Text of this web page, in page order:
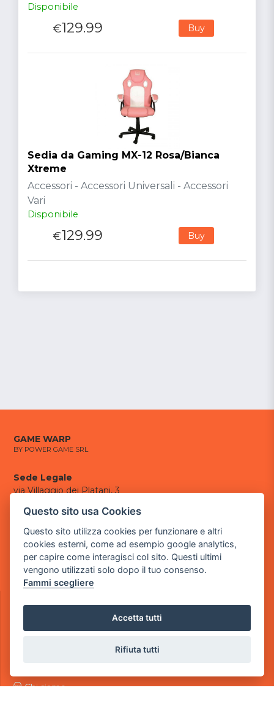
Disponibile
€129.99 Buy
Sedia da Gaming MX-12 Rosa/Bianca
Xtreme
Accessori - Accessori Universali - Accessori
Vari
Disponibile
€129.99 Buy
GAME WARP
BY POWER GAME SRL
Sede Legale
via Villaggio dei Platani, 3
Sede Operativa
via Industriale, 2 - 25082 Botticino, BS
Partita iva 03308130982
Cod. SDI: USAL8PV
powergamesrl@legalmail.it
Chi siamo
Questo sito usa Cookies
Questo sito utilizza cookies per funzionare e altri
cookies esterni, come ad esempio google analytics,
per capire come interagisci col sito. Questi ultimi
vengono utilizzati solo dopo il tuo consenso.
Fammi scegliere
Accetta tutti
Rifiuta tutti